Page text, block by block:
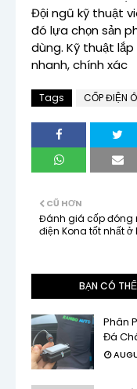
Đội ngũ kỹ thuật
đó lựa chọn sản
dùng. Kỹ thuật
nhanh, chính xác
Tags CỐP ĐIỆN
CŨ HƠN
Đánh giá cốp đóng
điện Kona tốt nhất ở
BẠN CÓ
Phân
Đá